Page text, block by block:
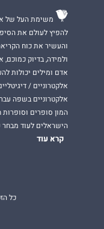
משימת העל של
להפיץ לעולם את
והעשיר את כוח
ולמידה, בדיוק
אדם ומילים יכולות
אלקטרוניים /
אלקטרוניים בשפה
המון סופרים
הישראלים לעוד
קרא עוד
כל